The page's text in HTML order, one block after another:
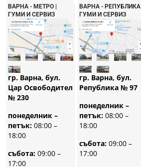
ВАРНА - МЕТРО |
ГУМИ И СЕРВИЗ
гр. Варна, бул.
Цар Освободител
№ 230
понеделник –
петък: 08:00 –
18:00
събота: 09:00 –
17:00
ВАРНА - РЕПУБЛИКА |
ГУМИ И СЕРВИЗ
гр. Варна, бул.
Република № 97
понеделник –
петък:08:00 –
18:00
събота:09:00 –
17:00